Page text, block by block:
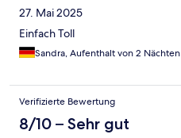
27. Mai 2025
Einfach Toll
Sandra, Aufenthalt von 2 Nächten
Verifizierte Bewertung
8/10 – Sehr gut